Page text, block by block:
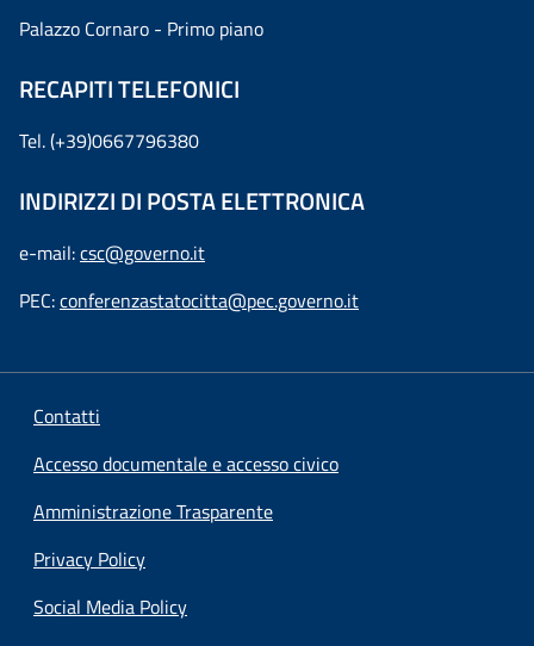
Palazzo Cornaro - Primo piano
RECAPITI TELEFONICI
Tel. (+39)0667796380
INDIRIZZI DI POSTA ELETTRONICA
e-mail:csc@governo.it
PEC:conferenzastatocitta@pec.governo.it
Contatti
Accesso documentale e accesso civico
Amministrazione Trasparente
Privacy Policy
Social Media Policy